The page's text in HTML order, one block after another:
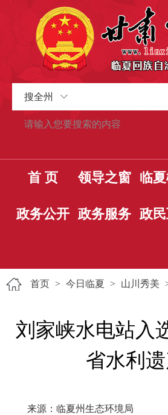
搜全州
首 页 领导之窗 临
政务公开 政务服务 政
首页 > 今日临夏 > 山川秀美
刘家峡水电站入
省水利
来源：临夏州生态环境局